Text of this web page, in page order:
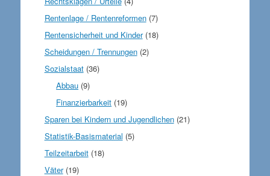
Rentenlage / Rentenreformen(7)
Rentensicherheit und Kinder(18)
Scheidungen / Trennungen(2)
Sozialstaat(36)
Abbau (9)
Finanzierbarkeit (19)
Sparen bei Kindern und Jugendlichen(21)
Statistik-Basismaterial (5)
Teilzeitarbeit(18)
Väter(19)